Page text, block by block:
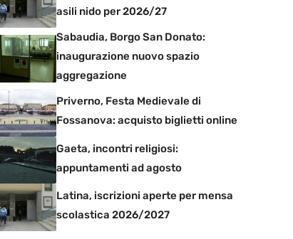
asili nido per 2026/27
Sabaudia, Borgo San Donato:
inaugurazione nuovo spazio
aggregazione
Priverno, Festa Medievale di
Fossanova: acquisto biglietti online
Gaeta, incontri religiosi:
appuntamenti ad agosto
Latina, iscrizioni aperte per mensa
scolastica 2026/2027